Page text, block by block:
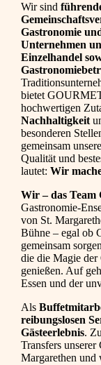
Wir sind
Gastronomie
Unternehmen
Einzelhandel
bietet
hochwertigen
Nachhaltigkeit
besonderen
gemeinsam
Qualität und
lautet: Wir
Wir – das
Gastronomie-
von St.
Bühne – egal ob
gemeinsam
die die Magie
genießen. Auf
Essen und der
Als
reibungslosen
Gästeerlebnis.
Transfers
Margarethen und